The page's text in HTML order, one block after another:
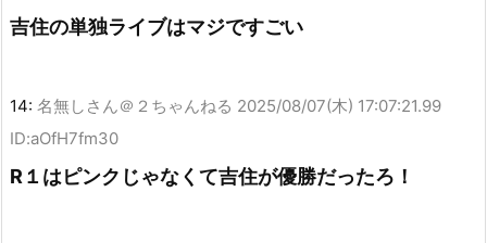
吉住の単独ライブはマジですごい
14: 名無しさん＠２ちゃんねる 2025/08/07(木) 17:07:21.99
ID:aOfH7fm30
R１はピンクじゃなくて吉住が優勝だったろ！